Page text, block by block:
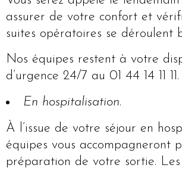
assurer de votre confort et
suites opératoires se déroulent
Nos équipes restent à votre
d’urgence 24/7 au 01 44 14 11 11.
En hospitalisation.
À l’issue de votre séjour en
équipes vous accompagneront
préparation de votre sortie. Les